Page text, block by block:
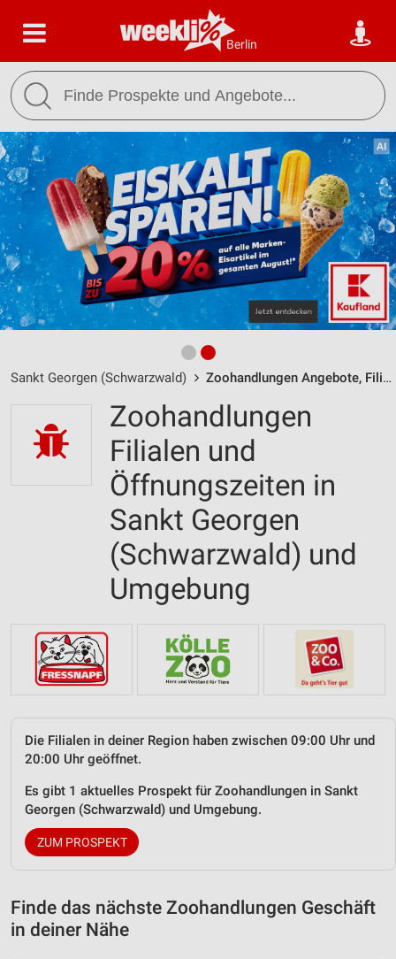
Berlin
Sankt Georgen (Schwarzwald) Zoohandlungen Angebote, Filialen & Öffnungszeiten
Zoohandlungen
Filialen und
Öffnungszeiten in
Sankt Georgen
(Schwarzwald) und
Umgebung
Die Filialen in deiner Region haben zwischen 09:00 Uhr und
20:00 Uhr geöffnet.
Es gibt 1 aktuelles Prospekt für Zoohandlungen in Sankt
Georgen (Schwarzwald) und Umgebung.
ZUM PROSPEKT
Finde das nächste Zoohandlungen Geschäft
in deiner Nähe